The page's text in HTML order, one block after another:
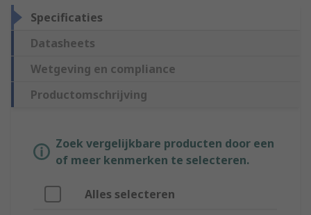
Specificaties
Datasheets
Wetgeving en compliance
Productomschrijving
Zoek vergelijkbare producten door een
of meer kenmerken te selecteren.
Alles selecteren